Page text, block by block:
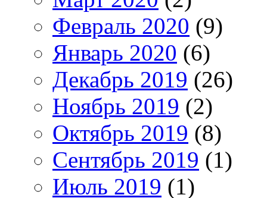
Февраль 2020 (9)
Январь 2020 (6)
Декабрь 2019 (26)
Ноябрь 2019 (2)
Октябрь 2019 (8)
Сентябрь 2019 (1)
Июль 2019 (1)